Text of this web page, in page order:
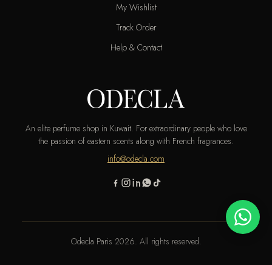
My Wishlist
Track Order
Help & Contact
An elite perfume shop in Kuwait. For extraordinary people who love
the passion of eastern scents along with French fragrances.
info@odecla.com
Odecla Paris 2026. All rights reserved.